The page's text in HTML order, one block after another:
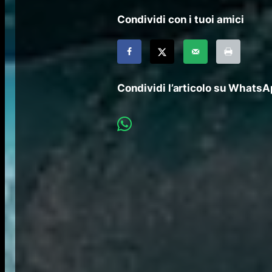
Condividi con i tuoi amici
Condividi l’articolo su